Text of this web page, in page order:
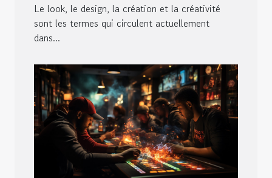
Le look, le design, la création et la créativité
sont les termes qui circulent actuellement
dans...